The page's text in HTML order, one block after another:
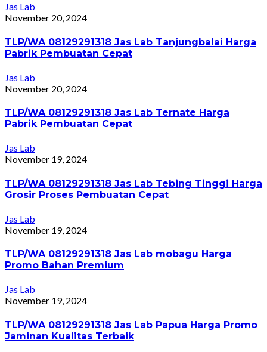
Jas Lab
November 20, 2024
TLP/WA 08129291318 Jas Lab Tanjungbalai Harga
Pabrik Pembuatan Cepat
Jas Lab
November 20, 2024
TLP/WA 08129291318 Jas Lab Ternate Harga
Pabrik Pembuatan Cepat
Jas Lab
November 19, 2024
TLP/WA 08129291318 Jas Lab Tebing Tinggi Harga
Grosir Proses Pembuatan Cepat
Jas Lab
November 19, 2024
TLP/WA 08129291318 Jas Lab mobagu Harga
Promo Bahan Premium
Jas Lab
November 19, 2024
TLP/WA 08129291318 Jas Lab Papua Harga Promo
Jaminan Kualitas Terbaik